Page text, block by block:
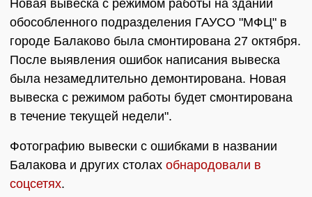
Новая вывеска с режимом работы на здании
обособленного подразделения ГАУСО "МФЦ" в
городе Балаково была смонтирована 27 октября.
После выявления ошибок написания вывеска
была незамедлительно демонтирована. Новая
вывеска с режимом работы будет смонтирована
в течение текущей недели".
Фотографию вывески с ошибками в названии
Балакова и других столах обнародовали в
соцсетях.